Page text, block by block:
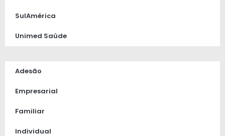
SulAmérica
Unimed Saúde
Adesão
Empresarial
Familiar
Individual